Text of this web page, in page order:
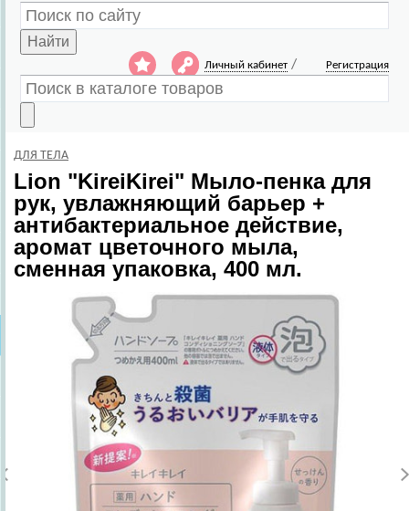
Найти
Личный кабинет / Регистрация
ДЛЯ ТЕЛА
Lion "KireiKirei" Мыло-пенка для
рук, увлажняющий барьер +
антибактериальное действие,
аромат цветочного мыла,
сменная упаковка, 400 мл.